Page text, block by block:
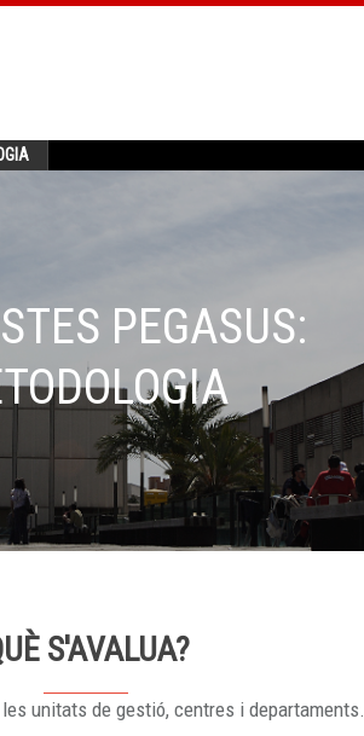
PEGASUS:
S'AVALUA?
unitats de gestió, centres i departaments.